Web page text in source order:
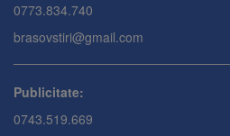
0773.834.740
brasovstiri@gmail.com
Publicitate:
0743.519.669